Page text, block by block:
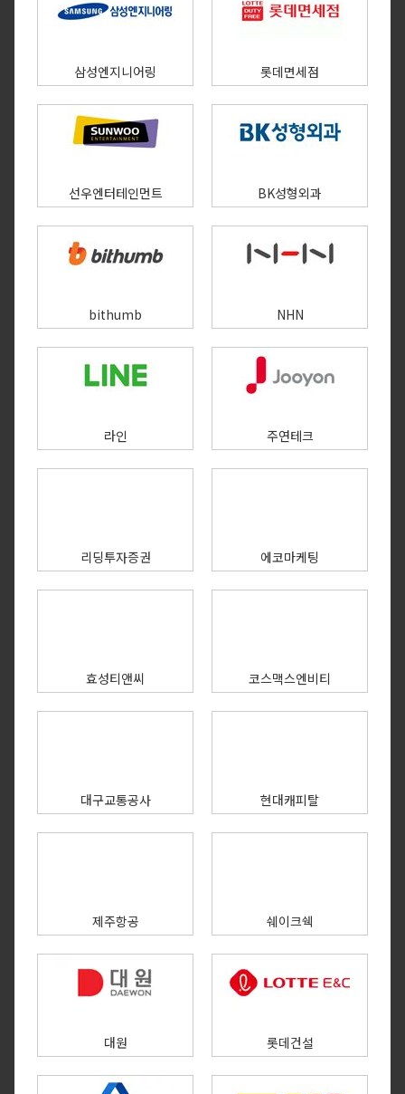
삼성엔지니어링 롯데면세점
선우엔터테인먼트 BK성형외과
bithumb NHN
라인 주연테크
리딩투자증권 에코마케팅
효성티앤씨 코스맥스엔비티
대구교통공사 현대캐피탈
제주항공 쉐이크쉑
대원 롯데건설